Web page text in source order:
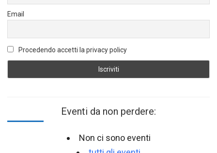
Email
Procedendo accetti la privacy policy
Eventi da non perdere:
Non ci sono eventi